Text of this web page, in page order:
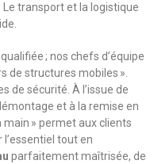
transport et la logistique
; nos chefs d’équipe
de structures mobiles ».
de sécurité. À l’issue de
et à la remise en
main » permet aux clients
tout en
parfaitement maîtrisée, de